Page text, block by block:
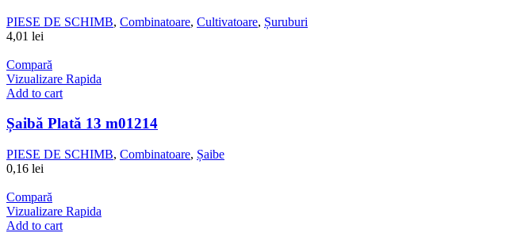
PIESE DE SCHIMB, Combinatoare, Cultivatoare, Șuruburi
4,01 lei
Compară
Vizualizare Rapida
Add to cart
Șaibă Plată 13 m01214
PIESE DE SCHIMB, Combinatoare, Șaibe
0,16 lei
Compară
Vizualizare Rapida
Add to cart